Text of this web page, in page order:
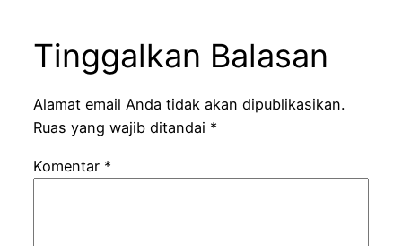
Tinggalkan Balasan
Alamat email Anda tidak akan dipublikasikan.
Ruas yang wajib ditandai *
Komentar *